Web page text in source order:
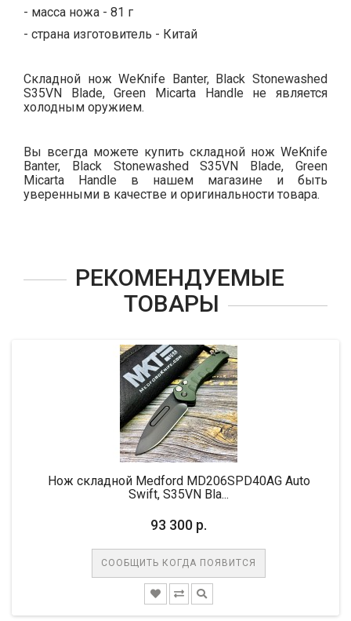
- масса ножа - 81 г
- страна изготовитель - Китай
Складной нож WeKnife Banter, Black Stonewashed
S35VN Blade, Green Micarta Handle не является
холодным оружием.
Вы всегда можете купить складной нож WeKnife
Banter, Black Stonewashed S35VN Blade, Green
Micarta Handle в нашем магазине и быть
уверенными в качестве и оригинальности товара.
РЕКОМЕНДУЕМЫЕ
ТОВАРЫ
Нож складной Medford MD206SPD40AG Auto
Swift, S35VN Bla...
93 300 р.
СООБЩИТЬ КОГДА ПОЯВИТСЯ